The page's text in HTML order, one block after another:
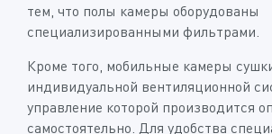
тем, что полы камеры оборудованы
специализированными фильтрами.
Кроме того, мобильные камеры
индивидуальной вентиляционной
управление которой производится
самостоятельно. Для удобства